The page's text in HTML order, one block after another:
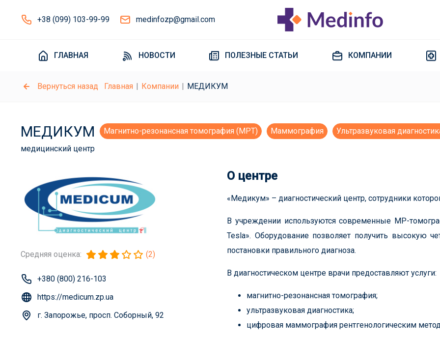
+38 (099) 103-99-99 medinfozp@gmail.com
ГЛАВНАЯ НОВОСТИ ПОЛЕЗНЫЕ СТАТЬИ КОМПАНИИ
Вернуться назад Главная Компании МЕДИКУМ
МЕДИКУМ Магнитно-резонансная томография (МРТ) Маммография
Ультразвуковая
медицинский центр
Средняя оценка: (2)
+380 (800) 216-103
https://medicum.zp.ua
г. Запорожье, просп. Соборный, 92
О центре
«Медикум» – диагностический центр, сотрудники
В учреждении используются современные МР-
Tesla». Оборудование позволяет получить высокую
постановки правильного диагноза.
В диагностическом центре врачи предоставляют услуги:
магнитно-резонансная томография;
ультразвуковая диагностика;
цифровая маммография рентгенологическим